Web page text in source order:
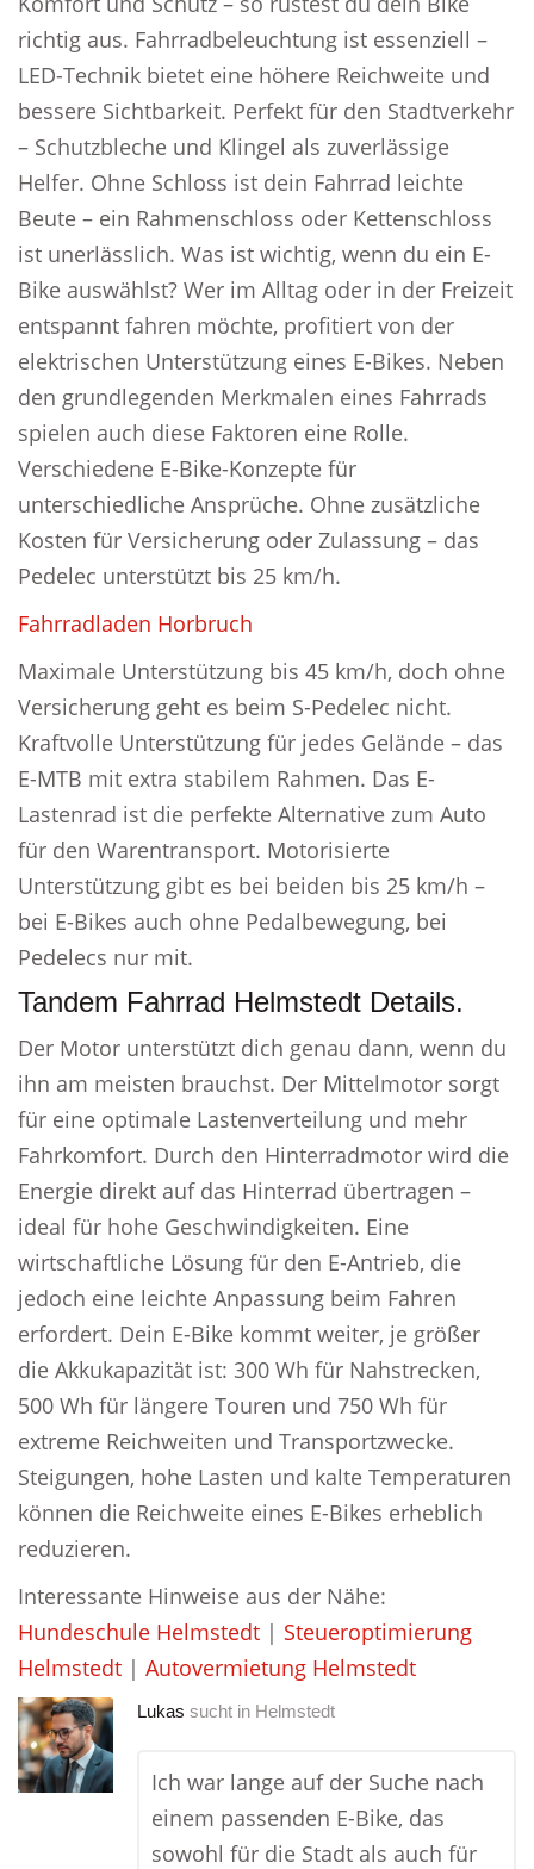
richtig aus. Fahrradbeleuchtung ist essenziell –
LED-Technik bietet eine höhere Reichweite und
bessere Sichtbarkeit. Perfekt für den Stadtverkehr
– Schutzbleche und Klingel als zuverlässige
Helfer. Ohne Schloss ist dein Fahrrad leichte
Beute – ein Rahmenschloss oder Kettenschloss
ist unerlässlich. Was ist wichtig, wenn du ein E-
Bike auswählst? Wer im Alltag oder in der Freizeit
entspannt fahren möchte, profitiert von der
elektrischen Unterstützung eines E-Bikes. Neben
den grundlegenden Merkmalen eines Fahrrads
spielen auch diese Faktoren eine Rolle.
Verschiedene E-Bike-Konzepte für
unterschiedliche Ansprüche. Ohne zusätzliche
Kosten für Versicherung oder Zulassung – das
Pedelec unterstützt bis 25 km/h.
Fahrradladen Horbruch
Maximale Unterstützung bis 45 km/h, doch ohne
Versicherung geht es beim S-Pedelec nicht.
Kraftvolle Unterstützung für jedes Gelände – das
E-MTB mit extra stabilem Rahmen. Das E-
Lastenrad ist die perfekte Alternative zum Auto
für den Warentransport. Motorisierte
Unterstützung gibt es bei beiden bis 25 km/h –
bei E-Bikes auch ohne Pedalbewegung, bei
Pedelecs nur mit.
Tandem Fahrrad Helmstedt Details.
Der Motor unterstützt dich genau dann, wenn du
ihn am meisten brauchst. Der Mittelmotor sorgt
für eine optimale Lastenverteilung und mehr
Fahrkomfort. Durch den Hinterradmotor wird die
Energie direkt auf das Hinterrad übertragen –
ideal für hohe Geschwindigkeiten. Eine
wirtschaftliche Lösung für den E-Antrieb, die
jedoch eine leichte Anpassung beim Fahren
erfordert. Dein E-Bike kommt weiter, je größer
die Akkukapazität ist: 300 Wh für Nahstrecken,
500 Wh für längere Touren und 750 Wh für
extreme Reichweiten und Transportzwecke.
Steigungen, hohe Lasten und kalte Temperaturen
können die Reichweite eines E-Bikes erheblich
reduzieren.
Interessante Hinweise aus der Nähe:
Hundeschule Helmstedt | Steueroptimierung
Helmstedt | Autovermietung Helmstedt
Lukas sucht in Helmstedt
Ich war lange auf der Suche nach
einem passenden E-Bike, das
sowohl für die Stadt als auch für